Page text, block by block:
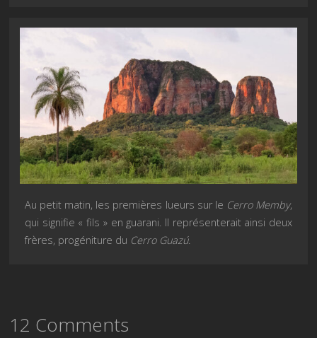
Au petit matin, les premières lueurs sur le Cerro Memby,
qui signifie « fils » en guarani. Il représenterait ainsi deux
frères, progéniture du Cerro Guazú.
12 Comments